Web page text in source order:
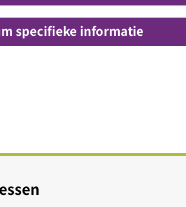
specifieke informatie